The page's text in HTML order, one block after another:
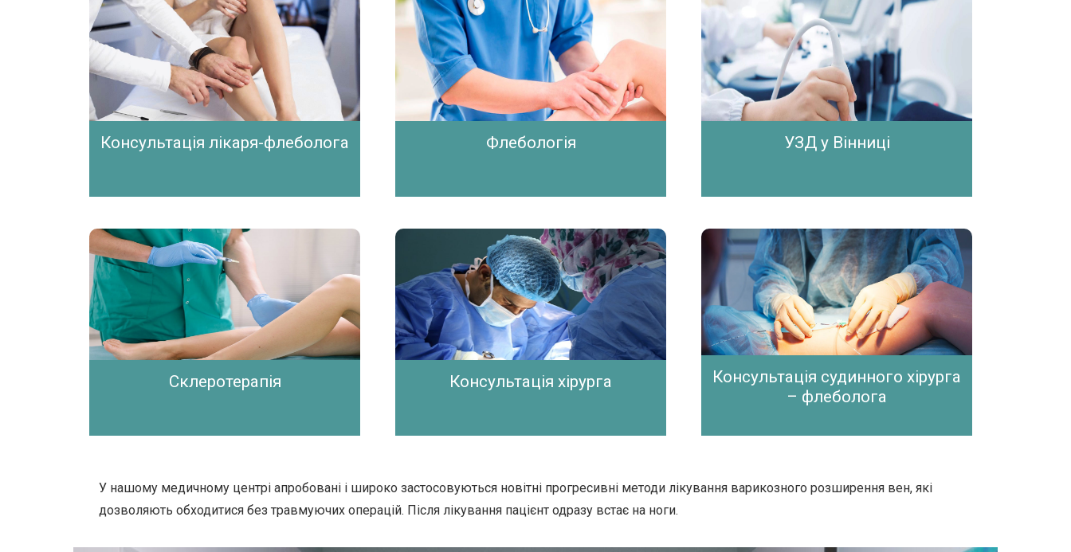
Консультація лікаря-флеболога Флебологія УЗД у Вінниці
Склеротерапія Консультація хірурга
Консультація судинного хірурга
– флеболога
У нашому медичному центрі апробовані і широко застосовуються новітні прогресивні методи лікування варикозного розширення вен, які
дозволяють обходитися без травмуючих операцій. Після лікування пацієнт одразу встає на ноги.